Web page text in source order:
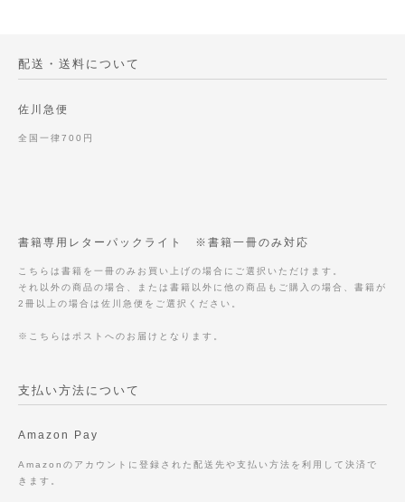
配送・送料について
佐川急便
全国一律700円
書籍専用レターパックライト ※書籍一冊のみ対応
こちらは書籍を一冊のみお買い上げの場合にご選択いただけます。
それ以外の商品の場合、または書籍以外に他の商品もご購入の場合、書籍が
2冊以上の場合は佐川急便をご選択ください。
※こちらはポストへのお届けとなります。
支払い方法について
Amazon Pay
Amazonのアカウントに登録された配送先や支払い方法を利用して決済で
きます。